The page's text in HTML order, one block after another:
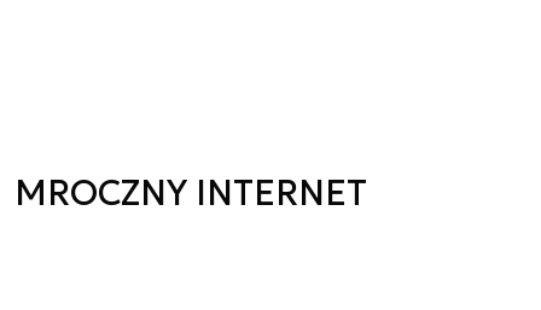
MROCZNY INTERNET